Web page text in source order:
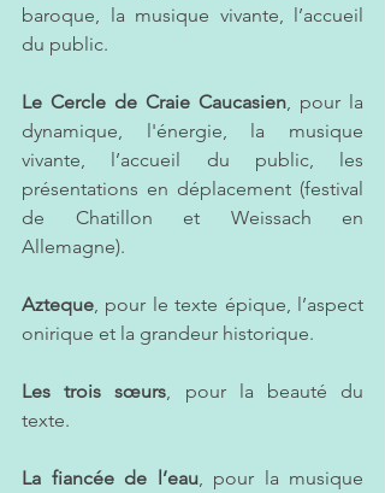
baroque, la musique vivante, l’accueil
du public.
Le Cercle de Craie Caucasien , pour la
dynamique, l'énergie, la musique
vivante, l’accueil du public, les
présentations en déplacement (festival
de Chatillon et Weissach en
Allemagne).
Azteque , pour le texte épique, l’aspect
onirique et la grandeur historique.
Les trois sœurs , pour la beauté du
texte.
La fiancée de l’eau, pour la musique